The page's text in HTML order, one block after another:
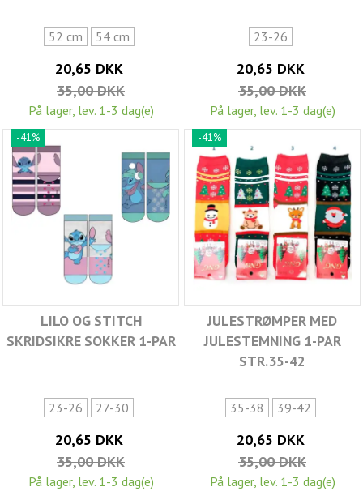
52 cm 54 cm
20,65 DKK
35,00 DKK
På lager, lev. 1-3 dag(e)
23-26
20,65 DKK
35,00 DKK
På lager, lev. 1-3 dag(e)
-41%
LILO OG STITCH
SKRIDSIKRE SOKKER 1-PAR
23-26 27-30
20,65 DKK
35,00 DKK
På lager, lev. 1-3 dag(e)
-41%
JULESTRØMPER MED
JULESTEMNING 1-PAR
STR.35-42
35-38 39-42
20,65 DKK
35,00 DKK
På lager, lev. 1-3 dag(e)